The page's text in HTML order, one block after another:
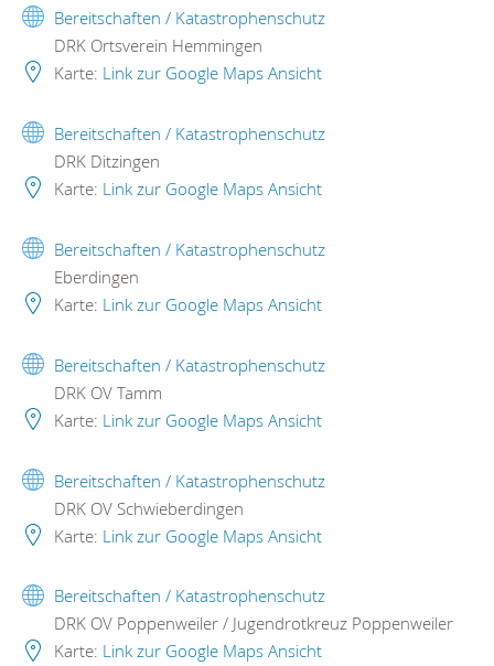
Bereitschaften / Katastrophenschutz
DRK Ortsverein Hemmingen
Karte: Link zur Google Maps Ansicht
Bereitschaften / Katastrophenschutz
DRK Ditzingen
Karte: Link zur Google Maps Ansicht
Bereitschaften / Katastrophenschutz
Eberdingen
Karte: Link zur Google Maps Ansicht
Bereitschaften / Katastrophenschutz
DRK OV Tamm
Karte: Link zur Google Maps Ansicht
Bereitschaften / Katastrophenschutz
DRK OV Schwieberdingen
Karte: Link zur Google Maps Ansicht
Bereitschaften / Katastrophenschutz
DRK OV Poppenweiler / Jugendrotkreuz Poppenweiler
Karte: Link zur Google Maps Ansicht